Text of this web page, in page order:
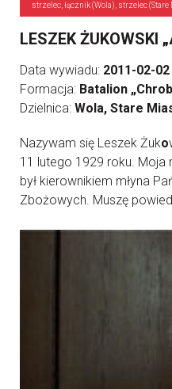
strzelec, łącznik (Wola), strzelec (Stare
LESZEK ŻUKOWSKI
Data wywiadu: 2011-02-02
Formacja: Batalion
Dzielnica: Wola, Stare
Nazywam się Leszek Żuko
11 lutego 1929 roku. Moja
był kierownikiem młyna
Zbożowych. Muszę